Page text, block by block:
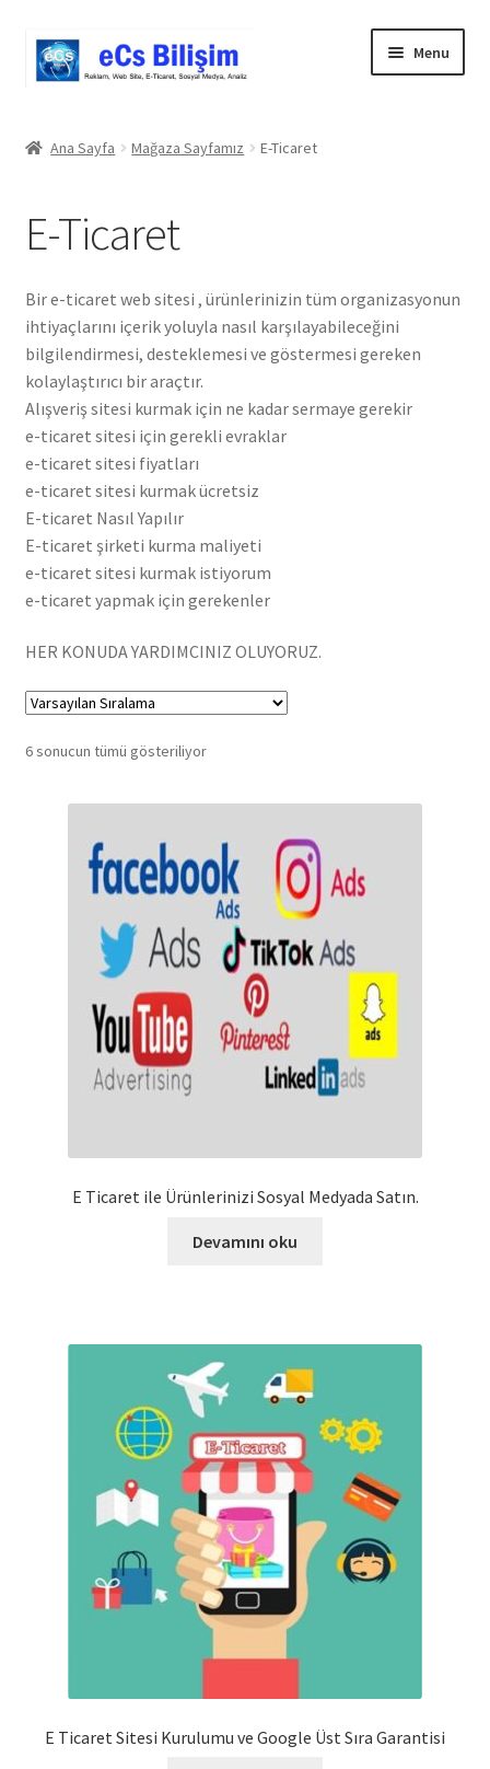
Skip
to
Skip
to
Menu
Cart
Checkout
Comparison
Geri Ödeme Politikası
Gizlilik Politikası
Hakkımızda
Hesabım
İletişim
Mağaza Sayfamız
Şartlar ve Koşullar
Sıkça Sorulan Sorular
Ana Sayfa Mağaza Sayfamız E-Ticaret
E-Ticaret
Bir e-ticaret web sitesi , ürünlerinizin tüm organizasyonun
ihtiyaçlarını içerik yoluyla nasıl karşılayabileceğini
bilgilendirmesi, desteklemesi ve göstermesi gereken
kolaylaştırıcı bir araçtır.
Alışveriş sitesi kurmak için ne kadar sermaye gerekir
e-ticaret sitesi için gerekli evraklar
e-ticaret sitesi fiyatları
e-ticaret sitesi kurmak ücretsiz
E-ticaret Nasıl Yapılır
E-ticaret şirketi kurma maliyeti
e-ticaret sitesi kurmak istiyorum
e-ticaret yapmak için gerekenler
HER KONUDA YARDIMCINIZ OLUYORUZ.
6 sonucun tümü gösteriliyor
E Ticaret ile Ürünlerinizi Sosyal Medyada Satın.
Devamını oku
E Ticaret Sitesi Kurulumu ve Google Üst Sıra Garantisi